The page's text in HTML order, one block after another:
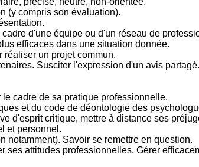
(y compris son évaluation).
d'une équipe ou d'un réseau de
efficaces dans une situation donnée.
réaliser un projet commun.
Susciter l'expression d'un avis
cadre de sa pratique professionnelle.
et du code de déontologie des
d'esprit critique, mettre à distance ses
et personnel.
notamment). Savoir se remettre en question.
ses attitudes professionnelles. Gérer